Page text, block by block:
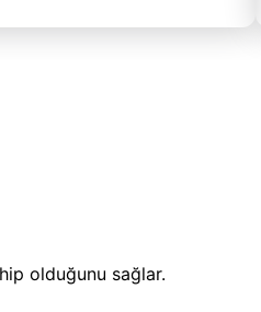
olduğunu sağlar.